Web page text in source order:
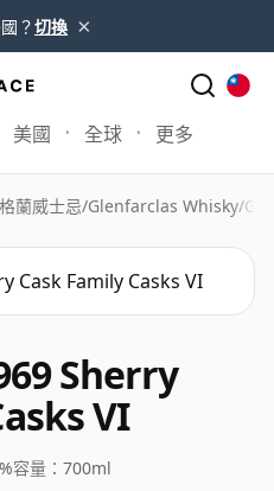
？切換 ×
美國 全球 更多
蘭威士忌/Glenfarclas Whisky/
Sherry
VI
容量： 700ml